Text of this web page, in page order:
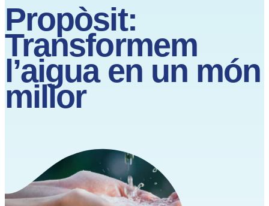
Propòsit:
Transformem
l’aigua en un món
millor